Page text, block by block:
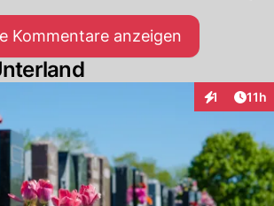
Kommentare anzeigen
1 11h